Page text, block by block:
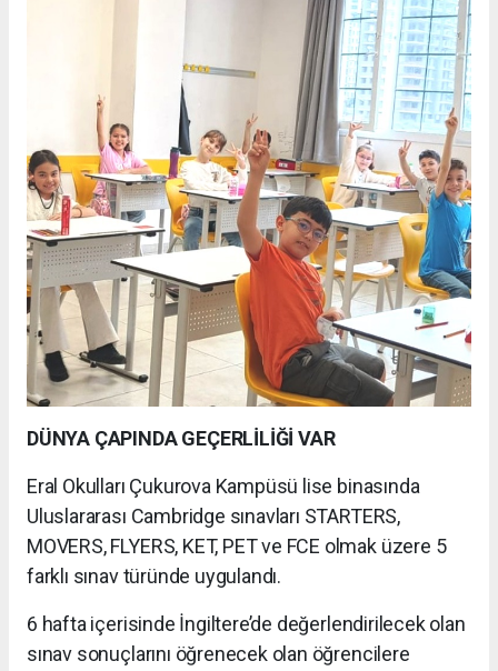
DÜNYA ÇAPINDA GEÇERLİLİĞİ VAR
Eral Okulları Çukurova Kampüsü lise binasında
Uluslararası Cambridge sınavları STARTERS,
MOVERS, FLYERS, KET, PET ve FCE olmak üzere 5
farklı sınav türünde uygulandı.
6 hafta içerisinde İngiltere’de değerlendirilecek olan
sınav sonuçlarını öğrenecek olan öğrencilere